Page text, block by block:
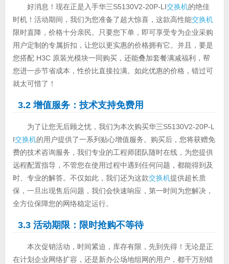
好消息！现在正是入手华三S5130V2-20P-LI交换机的绝佳
时机！活动期间，我们为您准备了超大惊喜，这款高性能交换机
限时直降，价格十分亲民。只要您下单，即可享受专为企业采购
用户定制的专属折扣，让您以更实惠的价格拥有它。并且，要是
您搭配 H3C 原装光模块一同购买，还能叠加套餐满减福利，帮
您进一步节省成本，性价比直接拉满。如此优惠的价格，错过可
就太可惜了！
3.2 增值服务：技术支持免费用
为了让您无后顾之忧，我们为本次购买华三S5130V2-20P-L
I交换机的用户提供了一系列贴心增值服务。购买后，您将获赠免
费的技术咨询服务，我们专业的工程师团队随时在线，为您提供
远程配置指导，不管您在使用过程中遇到任何问题，都能得到及
时、专业的解答。不仅如此，我们还为这款交换机提供超长质
保，一旦出现售后问题，我们会快速响应，第一时间为您解决，
全方位保障您的网络稳定运行。
3.3 活动期限：限时抢购不等待
本次促销活动，时间紧迫，库存有限，先到先得！无论是正
在计划企业网络扩容，还是新办公场地组网的用户，都千万别错